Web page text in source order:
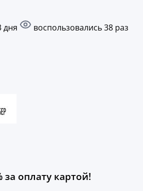
дня
воспользовались 38 раз
за оплату картой!